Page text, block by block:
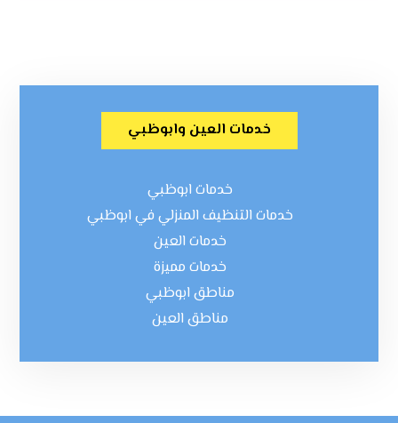
خدمات العين وابوظبي
خدمات ابوظبي
خدمات التنظيف المنزلي في ابوظبي
خدمات العين
خدمات مميزة
مناطق ابوظبي
مناطق العين